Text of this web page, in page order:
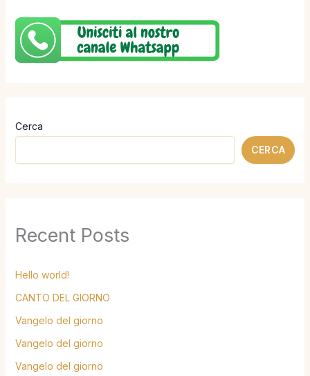
Cerca
CERCA
Recent Posts
Hello world!
CANTO DEL GIORNO
Vangelo del giorno
Vangelo del giorno
Vangelo del giorno